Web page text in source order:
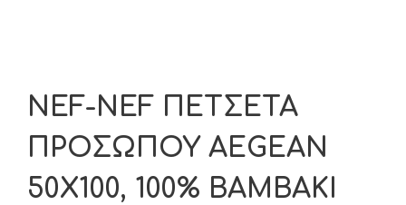
NEF-NEF ΠΕΤΣΕΤΑ
ΠΡΟΣΩΠΟΥ AEGEAN
50Χ100, 100% BAMBAKI